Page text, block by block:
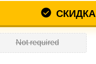
СКИДКА
Not required